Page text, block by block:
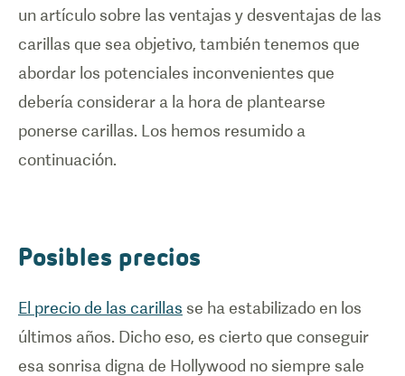
un artículo sobre las ventajas y desventajas de las
carillas que sea objetivo, también tenemos que
abordar los potenciales inconvenientes que
debería considerar a la hora de plantearse
ponerse carillas. Los hemos resumido a
continuación.
Posibles precios
El precio de las carillas se ha estabilizado en los
últimos años. Dicho eso, es cierto que conseguir
esa sonrisa digna de Hollywood no siempre sale